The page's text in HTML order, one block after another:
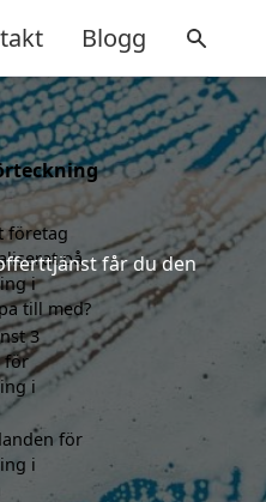
Blogg
får du den
företag
på
i
till med?
3
för
i
för
i